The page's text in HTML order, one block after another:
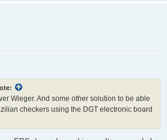
Wieger. And some other solution to be able
checkers using the DGT electronic board